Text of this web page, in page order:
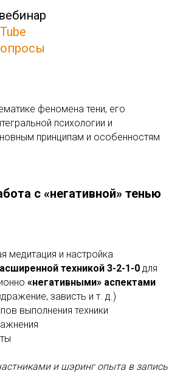
феномена тени, его
психологии и
принципам и особенностям
с «негативной» тенью
медитация и настройка
техникой 3-2-1-0 для
«негативными» аспектами
зависть и т. д.)
выполнения техники
и шэринг опыта в запись